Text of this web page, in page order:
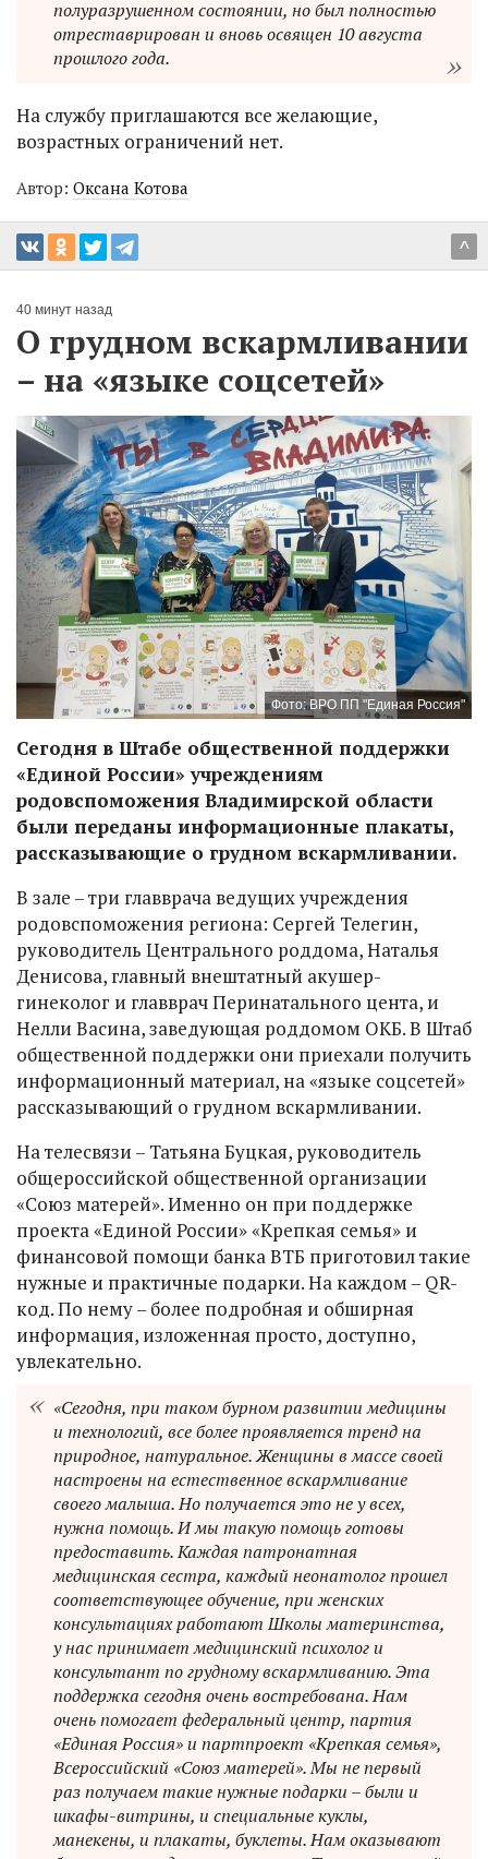
полуразрушенном состоянии, но был полностью
отреставрирован и вновь освящен 10 августа
прошлого года.
На службу приглашаются все желающие,
возрастных ограничений нет.
Автор: Оксана Котова
^
40 минут назад
О грудном вскармливании
– на «языке соцсетей»
Фото: ВРО ПП "Единая Россия"
Сегодня в Штабе общественной поддержки
«Единой России» учреждениям
родовспоможения Владимирской области
были переданы информационные плакаты,
рассказывающие о грудном вскармливании.
В зале – три главврача ведущих учреждения
родовспоможения региона: Сергей Телегин,
руководитель Центрального роддома, Наталья
Денисова, главный внештатный акушер-
гинеколог и главврач Перинатального цента, и
Нелли Васина, заведующая роддомом ОКБ. В Штаб
общественной поддержки они приехали получить
информационный материал, на «языке соцсетей»
рассказывающий о грудном вскармливании.
На телесвязи – Татьяна Буцкая, руководитель
общероссийской общественной организации
«Союз матерей». Именно он при поддержке
проекта «Единой России» «Крепкая семья» и
финансовой помощи банка ВТБ приготовил такие
нужные и практичные подарки. На каждом – QR-
код. По нему – более подробная и обширная
информация, изложенная просто, доступно,
увлекательно.
«Сегодня, при таком бурном развитии медицины
и технологий, все более проявляется тренд на
природное, натуральное. Женщины в массе своей
настроены на естественное вскармливание
своего малыша. Но получается это не у всех,
нужна помощь. И мы такую помощь готовы
предоставить. Каждая патронатная
медицинская сестра, каждый неонатолог прошел
соответствующее обучение, при женских
консультациях работают Школы материнства,
у нас принимает медицинский психолог и
консультант по грудному вскармливанию. Эта
поддержка сегодня очень востребована. Нам
очень помогает федеральный центр, партия
«Единая Россия» и партпроект «Крепкая семья»,
Всероссийский «Союз матерей». Мы не первый
раз получаем такие нужные подарки – были и
шкафы-витрины, и специальные куклы,
манекены, и плакаты, буклеты. Нам оказывают